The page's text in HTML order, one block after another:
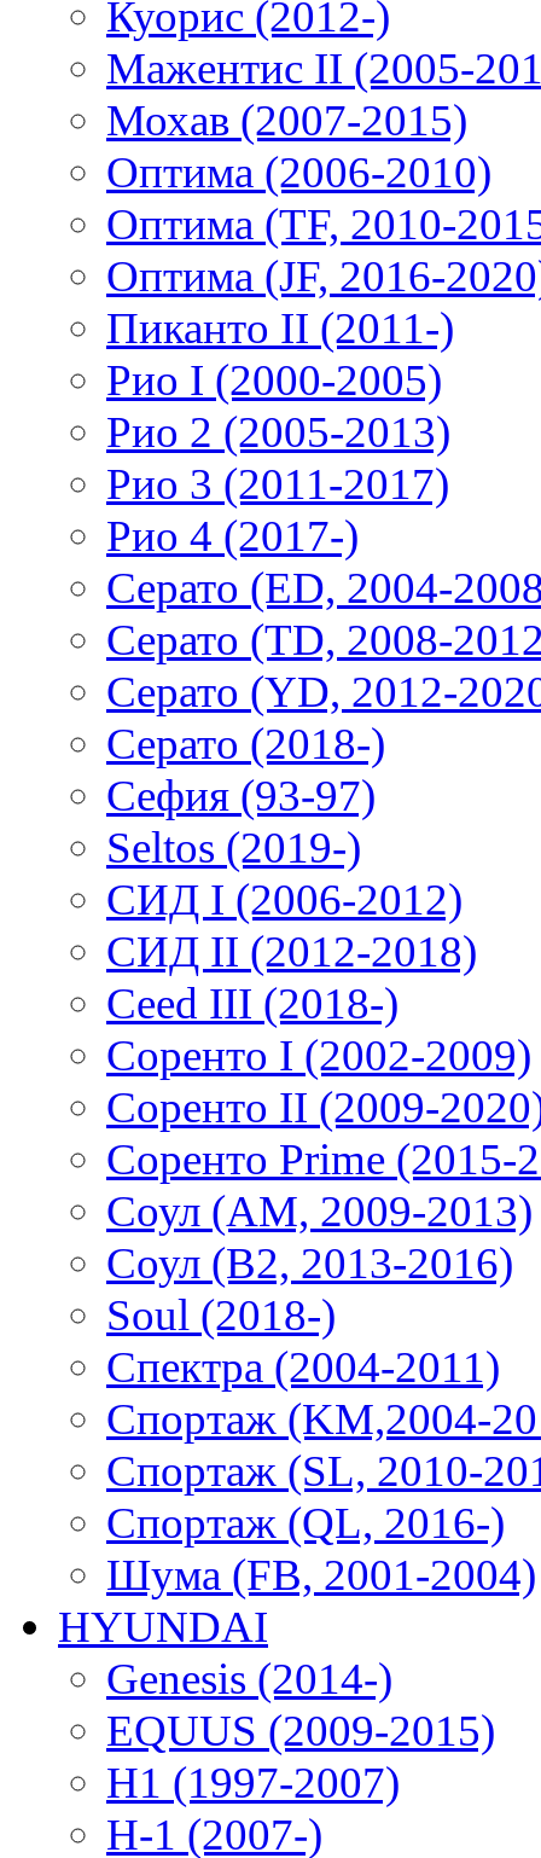
Куорис (2012-)
Мажентис II (2005-
Мохав (2007-2015)
Оптима (2006-2010)
Оптима (TF, 2010-
Оптима (JF, 2016-
Пиканто II (2011-)
Рио I (2000-2005)
Рио 2 (2005-2013)
Рио 3 (2011-2017)
Рио 4 (2017-)
Серато (ED, 2004-
Серато (TD, 2008-
Серато (YD, 2012-
Серато (2018-)
Сефия (93-97)
Seltos (2019-)
СИД I (2006-2012)
СИД II (2012-2018)
Ceed III (2018-)
Соренто I (2002-2009)
Соренто II (2009-
Соренто Prime (2015-
Соул (AM, 2009-2013)
Соул (B2, 2013-2016)
Soul (2018-)
Спектра (2004-2011)
Спортаж (KM,2004-
Спортаж (SL, 2010-
Спортаж (QL, 2016-)
Шума (FB, 2001-2004)
HYUNDAI
Genesis (2014-)
EQUUS (2009-2015)
H1 (1997-2007)
H-1 (2007-)